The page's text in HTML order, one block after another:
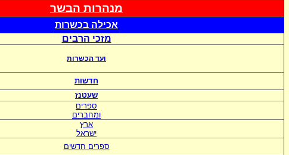
מנהרות הבשר
אכילה בכשרות
מזכי הרבים
ועד הכשרות
חדשות
שעטנז
ספרים
ומחברים
ארץ
ישראל
ספרים חדשים